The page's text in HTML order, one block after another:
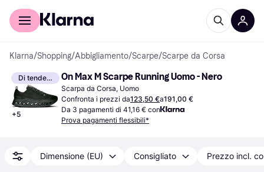
Per il tuo shopping
Klarna/Shopping/Abbigliamento/Scarpe/Scarpe da Corsa
Di tendenza
+5
On Max M Scarpe Running Uomo - Nero
Scarpa da Corsa, Uomo
Confronta i prezzi da123,50 €a191,00 €
Da 3 pagamenti di 41,16 € con
Prova pagamenti flessibili*
Dimensione (EU) Consigliato Prezzo incl.